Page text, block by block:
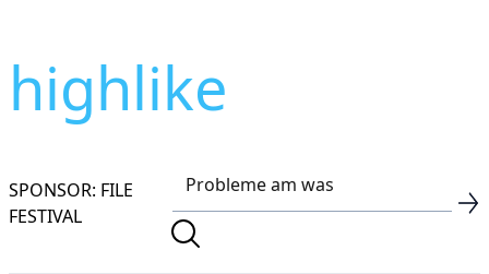
highlike
SPONSOR: FILE
FESTIVAL